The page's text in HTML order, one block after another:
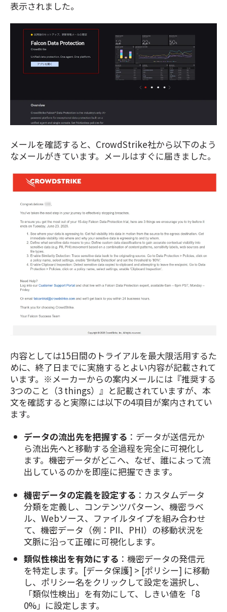
表示されました。
メールを確認すると、CrowdStrike社から以下のよう
なメールがきています。メールはすぐに届きました。
内容としては15日間のトライアルを最大限活用するた
めに、終了日までに実施するとよい内容が記載されて
います。※メーカーからの案内メールには『推奨する
3つのこと（3 things）』と記載されていますが、本
文を確認すると実際には以下の4項目が案内されてい
ます。
データの流出先を把握する ：データが送信元か
ら流出先へと移動する全過程を完全に可視化し
ます。機密データがどこへ、なぜ、誰によって流
出しているのかを即座に把握できます。
機密データの定義を設定する ：カスタムデータ
分類を定義し、コンテンツパターン、機密ラベ
ル、Webソース、ファイルタイプを組み合わせ
て、機密データ（例：PII、PHI）の移動状況を
文脈に沿って正確に可視化します。
類似性検出を有効にする ：機密データの発信元
を特定します。[データ保護] > [ポリシー] に移動
し、ポリシー名をクリックして設定を選択し、
「類似性検出」を有効にして、しきい値を「8
0%」に設定します。